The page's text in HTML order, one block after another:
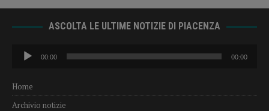
ASCOLTA LE ULTIME NOTIZIE DI PIACENZA
Audio
Player
00:00 00:00
Home
Archivio notizie